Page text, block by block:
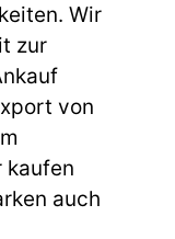
Wir
zur
von
kaufen
auch